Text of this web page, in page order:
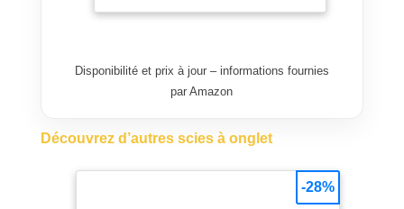
Einhell et Einhell Expert La tête
inclinable à gauche et à droite en
continu offre une grande flexibilité
d’onglets des deux côtés Un
permet la coupe de pièces
Disponibilité et prix à jour – informations fournies
par Amazon
Découvrez d’autres scies à onglet
-28%